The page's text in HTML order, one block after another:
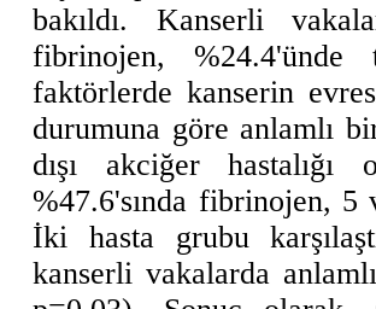
bakıldı. Kanserli
fibrinojen, %24.4'ünde
faktörlerde kanserin
durumuna göre anlamlı
dışı akciğer
%47.6'sında fibrinojen, 5
İki hasta grubu
kanserli vakalarda